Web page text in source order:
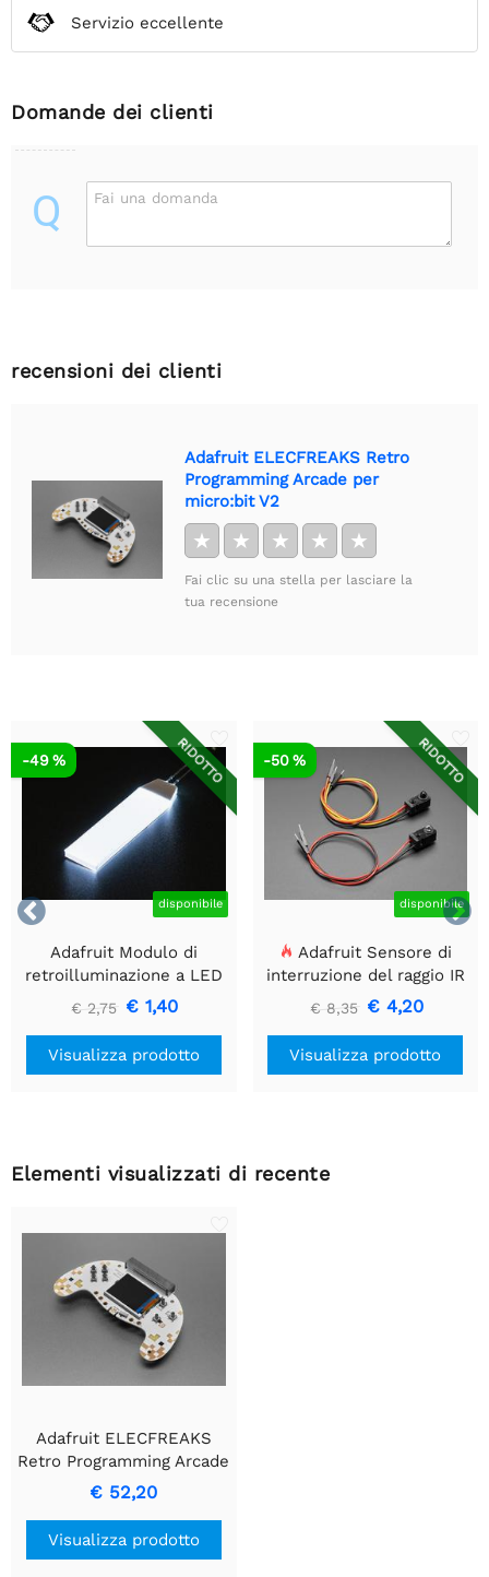
Servizio eccellente
Domande dei clienti
Q Fai una domanda
recensioni dei clienti
Adafruit ELECFREAKS Retro
Programming Arcade per
micro:bit V2
★ ★ ★ ★ ★
Fai clic su una stella per lasciare la
tua recensione


RIDOTTO
disponibile
-49 %
Adafruit Modulo di
retroilluminazione a LED
bianco - Piccolo 12 mm x
40 mm
€ 2,75 € 1,40
Visualizza prodotto
RIDOTTO
disponibile
-50 %
Adafruit Sensore di
interruzione del raggio IR
con estremità del
connettore del cavo di alta
qualità - LED da 5 mm
€ 8,35 € 4,20
Visualizza prodotto
Elementi visualizzati di recente
Adafruit ELECFREAKS
Retro Programming Arcade
per micro:bit V2
€ 52,20
Visualizza prodotto